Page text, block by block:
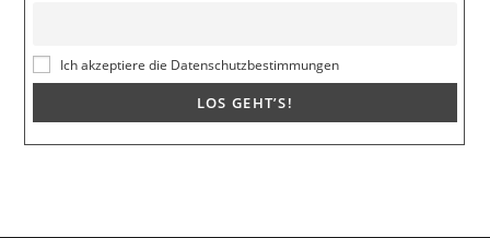
Ich akzeptiere die Datenschutzbestimmungen